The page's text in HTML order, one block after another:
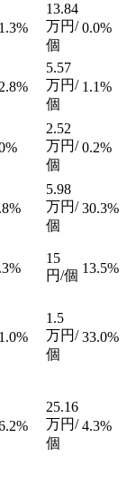
13.84
万円/
個
0.0%
5.57
万円/
個
1.1%
2.52
万円/
個
0.2%
5.98
万円/
個
30.3%
15
円/個 13.5%
1.5
万円/
個
33.0%
25.16
万円/
個
4.3%